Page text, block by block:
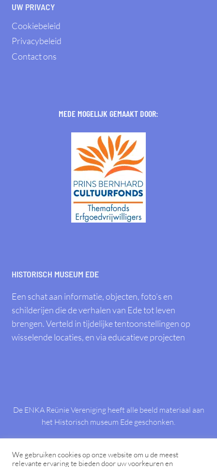
UW PRIVACY
Cookiebeleid
Privacybeleid
Contact ons
MEDE MOGELIJK GEMAAKT DOOR:
HISTORISCH MUSEUM EDE
Een schat aan informatie, objecten, foto’s en
schilderijen die de verhalen van Ede tot leven
brengen. Verteld in tijdelijke tentoonstellingen op
wisselende locaties, en via educatieve projecten
De ENKA Reünie Vereniging heeft alle beeld materiaal aan
het Historisch museum Ede geschonken.
nieuwsboom” en “de Spindop”, of persoonlijke foto’s
We gebruiken cookies op onze website om u de meest
relevante ervaring te bieden door uw voorkeuren en